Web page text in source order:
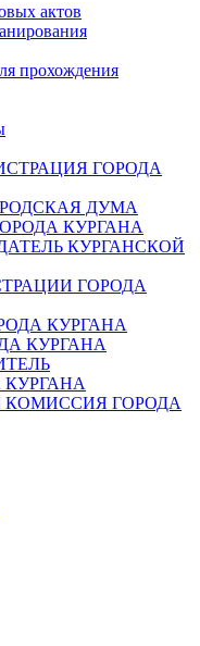
актов
прохождения
ГОРОДА
ДУМА
КУРГАНА
КУРГАНСКОЙ
ГОРОДА
КУРГАНА
КУРГАНА
КОМИССИЯ ГОРОДА